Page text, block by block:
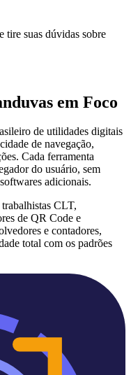
tire suas dúvidas sobre
em Foco
de utilidades digitais
de navegação,
Cada ferramenta
do usuário, sem
adicionais.
CLT,
de QR Code e
e contadores,
total com os padrões